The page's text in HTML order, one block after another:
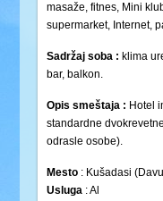
masaže, fitnes, Mini
supermarket, Internet,
Sadržaj soba : klima
bar, balkon.
Opis smeštaja : Hotel
standardne
odrasle osobe).
Mesto : Kušadasi
Usluga : Al